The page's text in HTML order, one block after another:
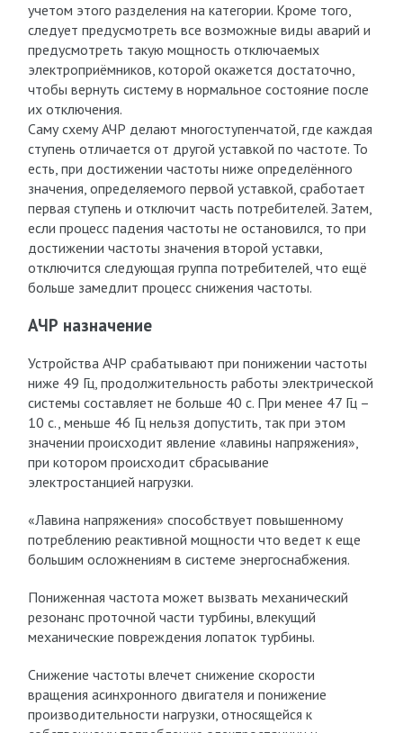
учетом этого разделения на категории. Кроме того,
следует предусмотреть все возможные виды аварий и
предусмотреть такую мощность отключаемых
электроприёмников, которой окажется достаточно,
чтобы вернуть систему в нормальное состояние после
их отключения.
Саму схему АЧР делают многоступенчатой, где каждая
ступень отличается от другой уставкой по частоте. То
есть, при достижении частоты ниже определённого
значения, определяемого первой уставкой, сработает
первая ступень и отключит часть потребителей. Затем,
если процесс падения частоты не остановился, то при
достижении частоты значения второй уставки,
отключится следующая группа потребителей, что ещё
больше замедлит процесс снижения частоты.
АЧР назначение
Устройства АЧР срабатывают при понижении частоты
ниже 49 Гц, продолжительность работы электрической
системы составляет не больше 40 с. При менее 47 Гц –
10 с., меньше 46 Гц нельзя допустить, так при этом
значении происходит явление «лавины напряжения»,
при котором происходит сбрасывание
электростанцией нагрузки.
«Лавина напряжения» способствует повышенному
потреблению реактивной мощности что ведет к еще
большим осложнениям в системе энергоснабжения.
Пониженная частота может вызвать механический
резонанс проточной части турбины, влекущий
механические повреждения лопаток турбины.
Снижение частоты влечет снижение скорости
вращения асинхронного двигателя и понижение
производительности нагрузки, относящейся к